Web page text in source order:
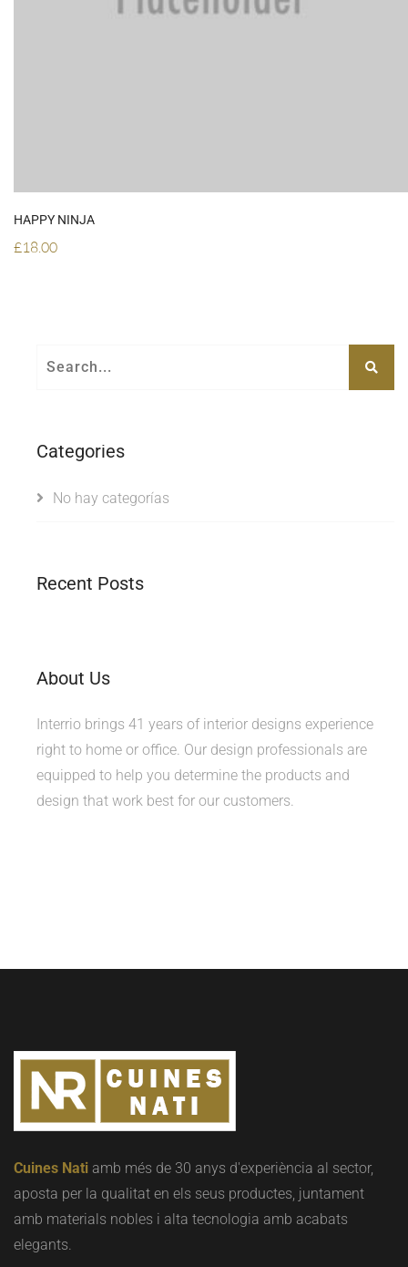
HAPPY NINJA
£18.00
Categories
No hay categorías
Recent Posts
About Us
Interrio brings 41 years of interior designs experience
right to home or office. Our design professionals are
equipped to help you determine the products and
design that work best for our customers.
Cuines Nati amb més de 30 anys d'experiència al sector,
aposta per la qualitat en els seus productes, juntament
amb materials nobles i alta tecnologia amb acabats
elegants.